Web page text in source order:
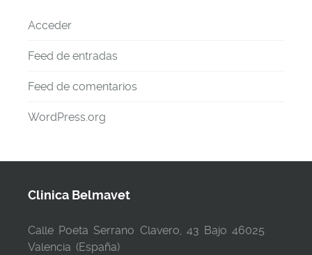
Acceder
Feed de entradas
Feed de comentarios
WordPress.org
Clinica Belmavet
Calle Poeta Serrano Clavero, 43 Bajo 46025
Valencia (España)